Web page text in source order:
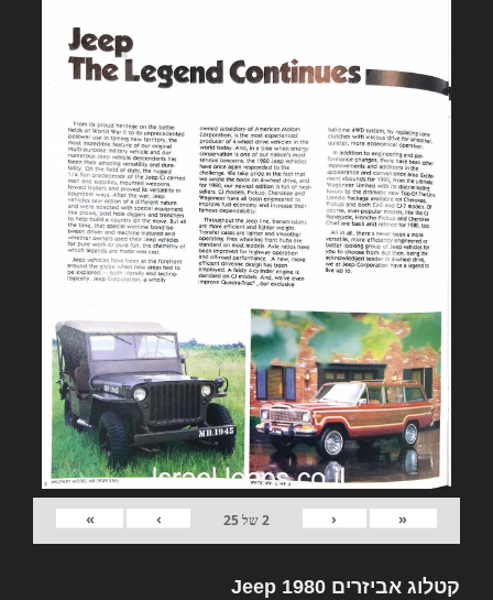
«
‹
2של25
›
»
קטלוג אביזרים Jeep 1980